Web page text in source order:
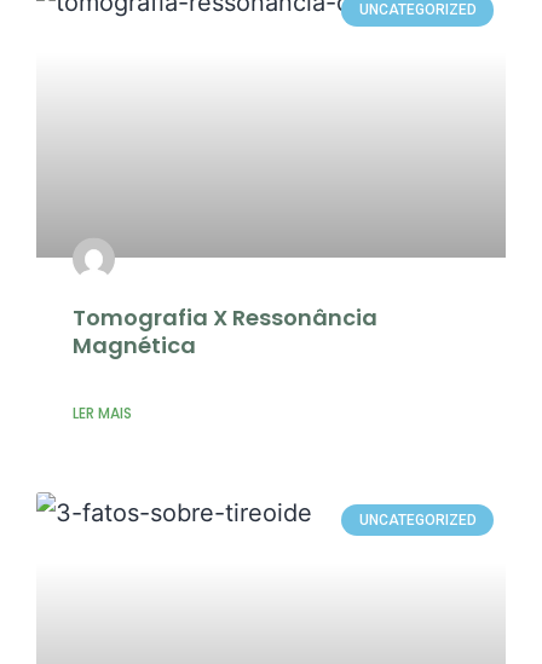
UNCATEGORIZED
Tomografia X Ressonância
Magnética
LER MAIS
UNCATEGORIZED